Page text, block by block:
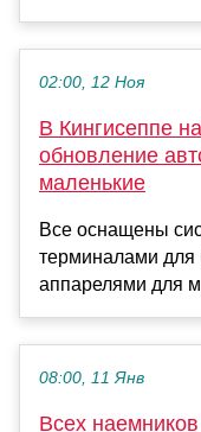
02:00, 12 Ноя
В Кингисеппе
обновление
маленькие
Все оснащены
терминалами для
аппарелями для
08:00, 11 Янв
Всех